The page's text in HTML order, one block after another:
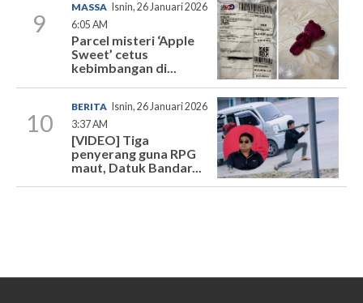
9
MASSA
Isnin, 26 Januari 2026
6:05 AM
Parcel misteri ‘Apple
Sweet’ cetus
kebimbangan di...
10
BERITA Isnin, 26 Januari 2026
3:37 AM
[VIDEO] Tiga
penyerang guna RPG
maut, Datuk Bandar...